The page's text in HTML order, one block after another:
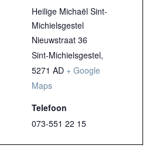
Heilige Michaël Sint-
Michielsgestel
Nieuwstraat 36
Sint-Michielsgestel,
5271 AD + Google
Maps
Telefoon
073-551 22 15